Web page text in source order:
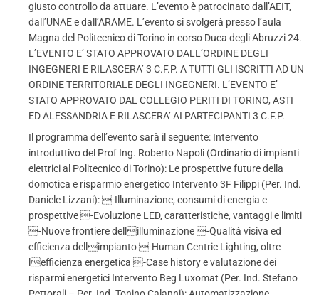
giusto controllo da attuare. L’evento è patrocinato dall’AEIT,
dall’UNAE e dall’ARAME. L’evento si svolgerà presso l’aula
Magna del Politecnico di Torino in corso Duca degli Abruzzi 24.
L’EVENTO E’ STATO APPROVATO DALL’ORDINE DEGLI
INGEGNERI E RILASCERA’ 3 C.F.P. A TUTTI GLI ISCRITTI AD UN
ORDINE TERRITORIALE DEGLI INGEGNERI. L’EVENTO E’
STATO APPROVATO DAL COLLEGIO PERITI DI TORINO, ASTI
ED ALESSANDRIA E RILASCERA’ AI PARTECIPANTI 3 C.F.P.
Il programma dell’evento sarà il seguente: Intervento
introduttivo del Prof Ing. Roberto Napoli (Ordinario di impianti
elettrici al Politecnico di Torino): Le prospettive future della
domotica e risparmio energetico Intervento 3F Filippi (Per. Ind.
Daniele Lizzani): -Illuminazione, consumi di energia e
prospettive -Evoluzione LED, caratteristiche, vantaggi e limiti
-Nuove frontiere dellilluminazione -Qualità visiva ed
efficienza dellimpianto -Human Centric Lighting, oltre
lefficienza energetica -Case history e valutazione dei
risparmi energetici Intervento Beg Luxomat (Per. Ind. Stefano